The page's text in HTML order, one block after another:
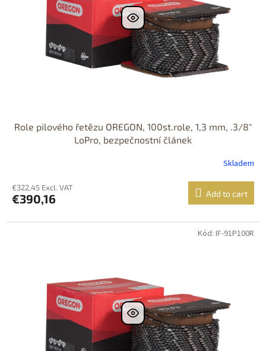
Role pilového řetězu OREGON, 100st.role, 1,3 mm, .3/8"
LoPro, bezpečnostní článek
Skladem
€322,45 Excl. VAT
€390,16 Add to cart
Kód: IF-91P100R